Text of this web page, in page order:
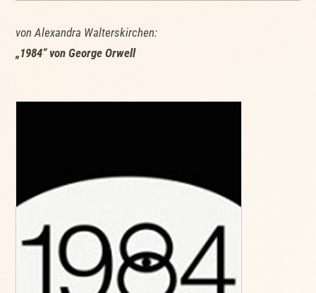
von Alexandra Walterskirchen:
„1984“ von George Orwell